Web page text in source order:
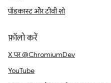
पॉडकास्ट और टीवी शो
फ़ॉलो करें
X पर @ChromiumDev
YouTube